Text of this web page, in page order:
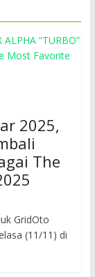
2025,
The
GridOto
(11/11) di